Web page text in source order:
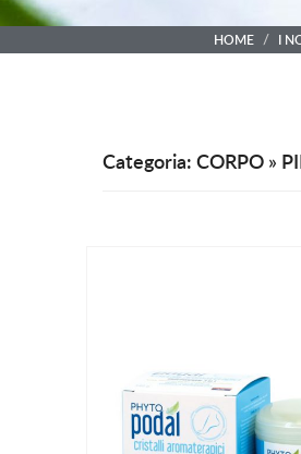
HOME I
Categoria: CORPO »